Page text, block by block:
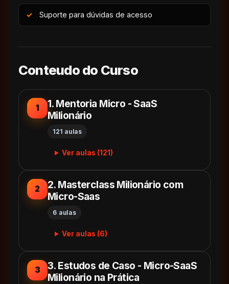
Suporte para dúvidas de acesso
Conteudo do Curso
1
1. Mentoria Micro - SaaS
Milionário
121 aulas
Ver aulas (121)
2
2. Masterclass Milionário com
Micro-Saas
6 aulas
Ver aulas (6)
3
3. Estudos de Caso - Micro-SaaS
Milionário na Prática